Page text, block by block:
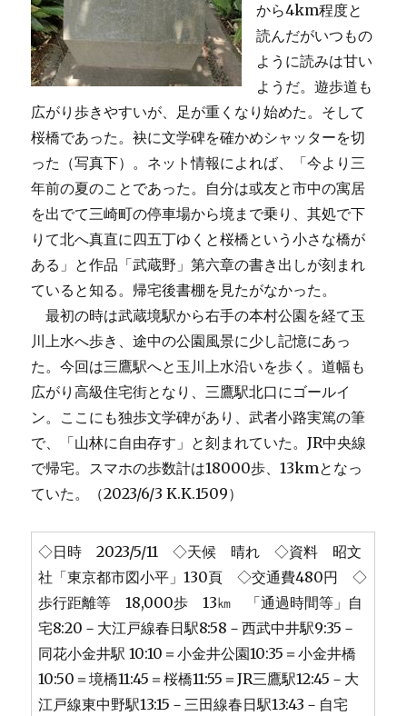
から4km程度と
読んだがいつもの
ように読みは甘い
ようだ。遊歩道も
広がり歩きやすいが、足が重くなり始めた。そして
桜橋であった。袂に文学碑を確かめシャッターを切
った（写真下）。ネット情報によれば、「今より三
年前の夏のことであった。自分は或友と市中の寓居
を出でて三崎町の停車場から境まで乗り、其処で下
りて北へ真直に四五丁ゆくと桜橋という小さな橋が
ある」と作品「武蔵野」第六章の書き出しが刻まれ
ていると知る。帰宅後書棚を見たがなかった。
最初の時は武蔵境駅から右手の本村公園を経て玉
川上水へ歩き、途中の公園風景に少し記憶にあっ
た。今回は三鷹駅へと玉川上水沿いを歩く。道幅も
広がり高級住宅街となり、三鷹駅北口にゴールイ
ン。ここにも独歩文学碑があり、武者小路実篤の筆
で、「山林に自由存す」と刻まれていた。JR中央線
で帰宅。スマホの歩数計は18000歩、13kmとなっ
ていた。（2023/6/3 K.K.1509）
◇日時 2023/5/11 ◇天候 晴れ ◇資料 昭文
社「東京都市図小平」130頁 ◇交通費480円 ◇
歩行距離等 18,000歩 13㎞ 「通過時間等」自
宅8:20－大江戸線春日駅8:58－西武中井駅9:35－
同花小金井駅 10:10＝小金井公園10:35＝小金井橋
10:50＝境橋11:45＝桜橋11:55＝JR三鷹駅12:45－大
江戸線東中野駅13:15－三田線春日駅13:43－自宅